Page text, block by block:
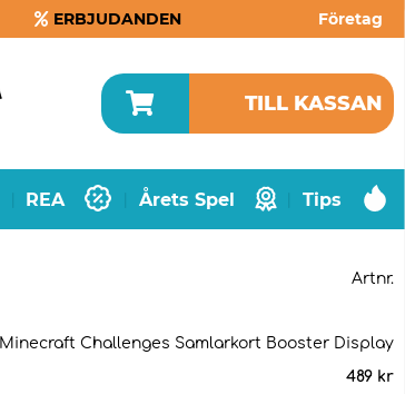
ERBJUDANDEN Företag
TILL KASSAN
REA Årets Spel Tips
Artnr.
Minecraft Challenges Samlarkort Booster Display
489 kr